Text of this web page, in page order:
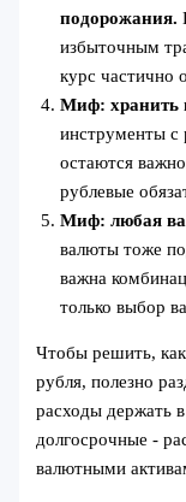
подорожания.
избыточным
курс частично
Миф: хранить
инструменты с
остаются
рублевые
Миф: любая
валюты тоже
важна
только выбор
Чтобы решить,
рубля, полезно
расходы держать
долгосрочные -
валютными